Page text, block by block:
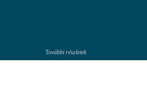
További részletek